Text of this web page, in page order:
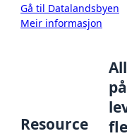
Gå til Datalandsbyen
Meir informasjon
Resource